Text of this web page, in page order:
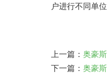
户进行不同单
上一篇： 奥豪
下一篇： 奥豪